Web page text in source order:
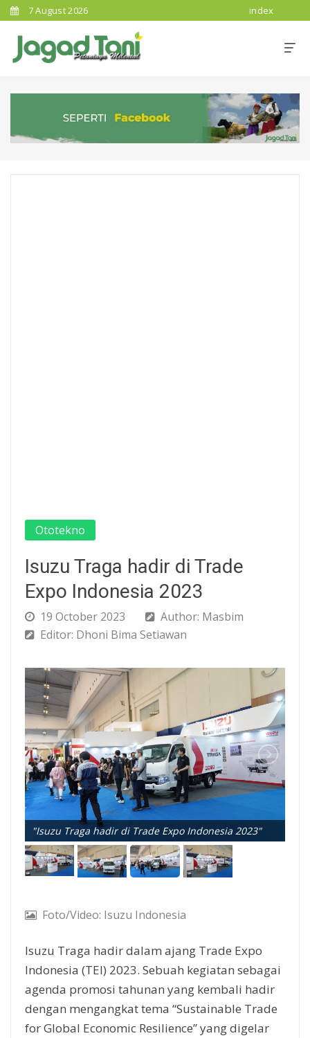
7 August 2026 index
Ototekno
Isuzu Traga hadir di Trade
Expo Indonesia 2023
19 October 2023
Author: Masbim
Editor: Dhoni Bima Setiawan
"Isuzu Traga hadir di Trade Expo Indonesia 2023"
Foto/Video: Isuzu Indonesia
Isuzu Traga hadir dalam ajang Trade Expo
Indonesia (TEI) 2023. Sebuah kegiatan sebagai
agenda promosi tahunan yang kembali hadir
dengan mengangkat tema “Sustainable Trade
for Global Economic Resilience” yang digelar